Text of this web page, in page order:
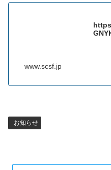
www.scsf.jp
お知らせ